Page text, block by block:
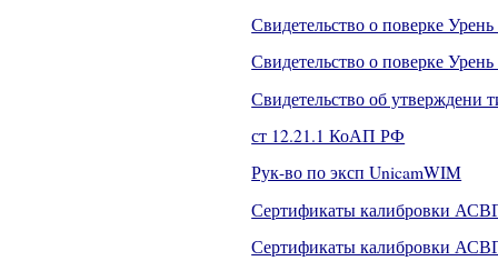
Свидетельство о поверке
Свидетельство о поверке
Свидетельство об утверждени
ст 12.21.1 КоАП РФ
Рук-во по эксп UnicamWIM
Сертификаты калибровки
Сертификаты калибровки